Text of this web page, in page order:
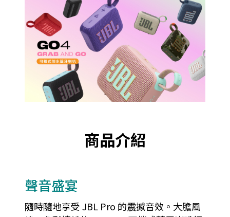
商品介紹
聲音盛宴
隨時隨地享受 JBL Pro 的震撼音效。大膽風